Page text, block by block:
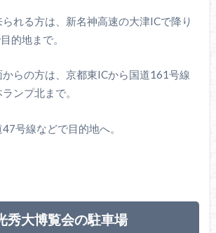
られる方は、新名神高速の大津ICで降り
的地まで。
からの方は、京都東ICから国道161号線
ンプ北まで。
号線などで目的地へ。
秀大博覧会の駐車場